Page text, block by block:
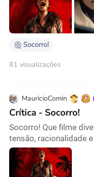
repugnância por seus
estereotipo da
que, para ficar ainda
Socorro!
81 visualizações
MauricioComin
Crítica - Socorro!
Socorro! Que filme
tensão, racionalidade
Trazendo uma mulher
um acidente de avião,
uma ilha, Socorro!